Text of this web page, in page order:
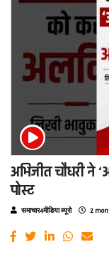
अभिजीत चौधरी ने
पोस्ट
समाचार4मीडिया ब्यूरो 2